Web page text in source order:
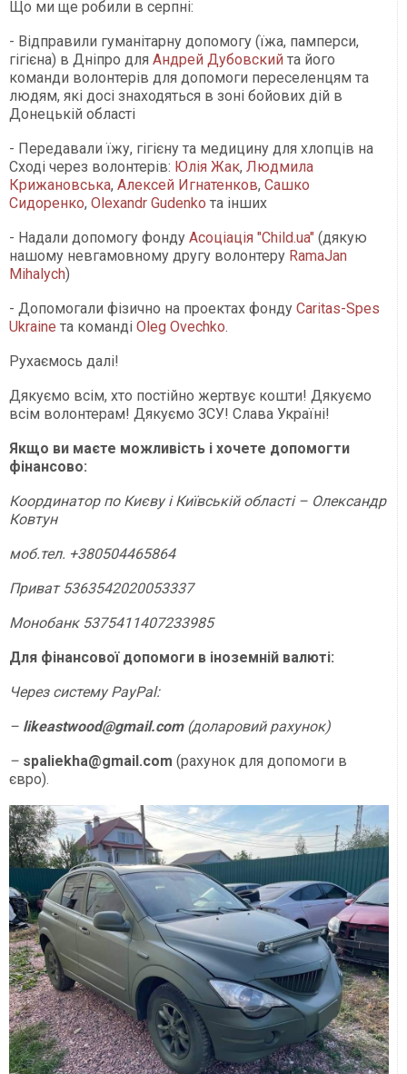
Що ми ще робили в серпні:
- Відправили гуманітарну допомогу (їжа, памперси,
гігієна) в Дніпро для Андрей Дубовский та його
команди волонтерів для допомоги переселенцям та
людям, які досі знаходяться в зоні бойових дій в
Донецькій області
- Передавали їжу, гігієну та медицину для хлопців на
Сході через волонтерів: Юлія Жак, Людмила
Крижановська, Алексей Игнатенков, Сашко
Сидоренко, Olexandr Gudenko та інших
- Надали допомогу фонду Асоціація "Child.ua" (дякую
нашому невгамовному другу волонтеру RamaJan
Mihalych)
- Допомогали фізично на проектах фонду Caritas-Spes
Ukraine та команді Oleg Ovechko.
Рухаємось далі!
Дякуємо всім, хто постійно жертвує кошти! Дякуємо
всім волонтерам! Дякуємо ЗСУ! Слава Україні!
Якщо ви маєте можливість і хочете допомогти
фінансово:
Координатор по Києву і Київській області – Олександр
Ковтун
моб.тел. +380504465864
Приват 5363542020053337
Монобанк 5375411407233985
Для фінансової допомоги в іноземній валюті:
Через систему PayPal:
– likeastwood@gmail.com(доларовий рахунок)
– spaliekha@gmail.com (рахунок для допомоги в
євро).